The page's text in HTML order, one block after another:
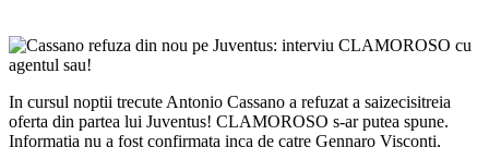
In cursul noptii trecute Antonio Cassano a refuzat a saizecisitreia
oferta din partea lui Juventus! CLAMOROSO s-ar putea spune.
Informatia nu a fost confirmata inca de catre Gennaro Visconti,